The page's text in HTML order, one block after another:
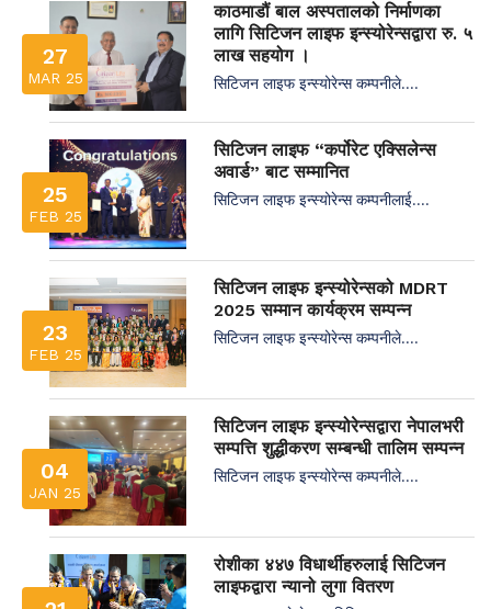
27
MAR 25
काठमाडौं बाल अस्पतालको निर्माणका
लागि सिटिजन लाइफ इन्स्योरेन्सद्वारा रु. ५
लाख सहयोग ।
सिटिजन लाइफ इन्स्योरेन्स कम्पनीले....
25
FEB 25
सिटिजन लाइफ “कर्पोरेट एक्सिलेन्स
अवार्ड” बाट सम्मानित
सिटिजन लाइफ इन्स्योरेन्स कम्पनीलाई....
23
FEB 25
सिटिजन लाइफ इन्स्योरेन्सको MDRT
2025 सम्मान कार्यक्रम सम्पन्न
सिटिजन लाइफ इन्स्योरेन्स कम्पनीले....
04
JAN 25
सिटिजन लाइफ इन्स्योरेन्सद्वारा नेपालभरी
सम्पत्ति शुद्धीकरण सम्बन्धी तालिम सम्पन्न
सिटिजन लाइफ इन्स्योरेन्स कम्पनीले....
रोशीका ४४७ विधार्थीहरुलाई सिटिजन
लाइफद्वारा न्यानो लुगा वितरण